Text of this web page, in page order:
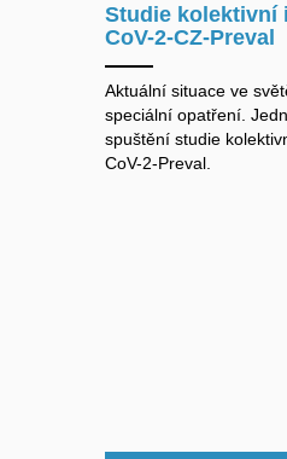
Studie kolektivní
CoV-2-CZ-Preval
Aktuální situace ve
speciální opatření.
spuštění studie
CoV-2-Preval.